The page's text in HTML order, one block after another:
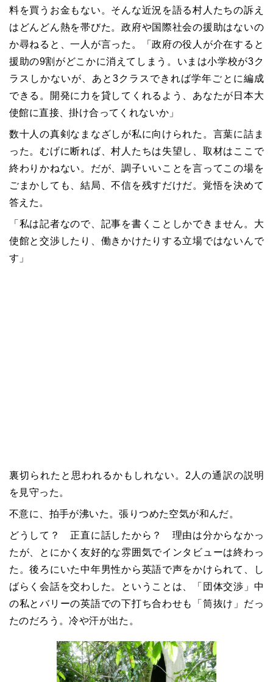
料を買うお金もない。そんな近況を語る村人たちの訴え
はどんどん熱を帯びた。政府や国際社会の援助はないの
か尋ねると、一人が言った。「政府の役人が介在すると
援助の9割がどこかに消えてしまう。いまは小学校が3ク
ラスしかないが、あと3クラスできれば学年ごとに編成
できる。開発に力を貸してくれるよう、あなたが日本大
使館に直接、掛け合ってくれないか」
数十人の真剣なまなざしが私に向けられた。言葉に詰ま
った。むげに断れば、村人たちは失望し、取材はここで
終わりかねない。だが、調子いいことを言ってこの場を
ごまかしても、結局、不信を残すだけだ。覚悟を決めて
答えた。
「私は記者なので、記事を書くことしかできません。大
使館と交渉したり、働きかけたりする立場ではないんで
す」
裏切られたと思われるかもしれない。2人の通訳の説明
を見守った。
不意に、拍手が沸いた。張りつめた空気が和んだ。
どうして？ 正直に話したから？ 理由は分からなかっ
たが、とにかく友好的な雰囲気でインタビューは終わっ
た。後ろにいた中年男性から英語で声をかけられて、し
ばらく会話を交わした。ということは、「団体交渉」中
の私とバリーの英語での下打ち合わせも「筒抜け」だっ
たのだろう。冷や汗が出た。